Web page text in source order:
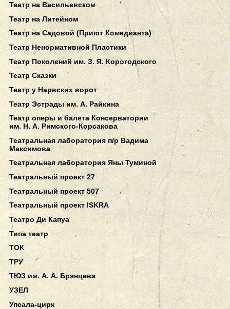
Театр на Васильевском
Театр на Литейном
Театр на Садовой (Приют Комедианта)
Театр Ненормативной Пластики
Театр Поколений им. З. Я. Корогодского
Театр Сказки
Театр у Нарвских ворот
Театр Эстрады им. А. Райкина
Театр оперы и балета Консерватории
им. Н. А. Римского-Корсакова
Театральная лаборатория п/р Вадима
Максимова
Театральная лаборатория Яны Туминой
Театральный проект 27
Театральный проект 507
Театральный проект ISKRA
Театро Ди Капуа
Типа театр
ТОК
ТРУ
ТЮЗ им. А. А. Брянцева
УЗЕЛ
Упсала-цирк